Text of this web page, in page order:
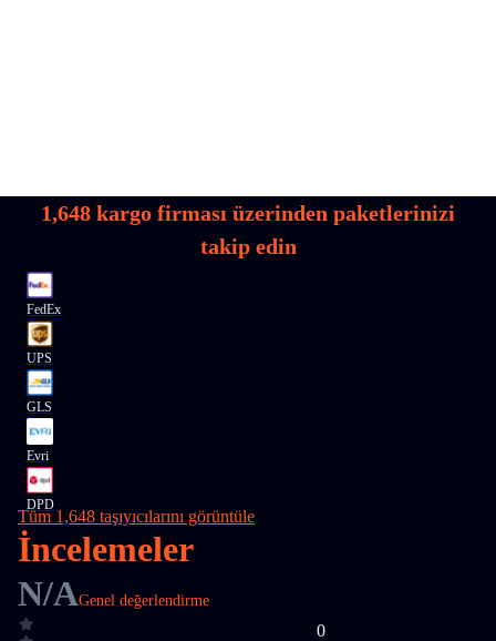
1,648 kargo firması üzerinden paketlerinizi
takip edin
FedEx
UPS
GLS
Evri
DPD
Tüm 1,648 taşıyıcılarını görüntüle
İncelemeler
N/AGenel değerlendirme
0